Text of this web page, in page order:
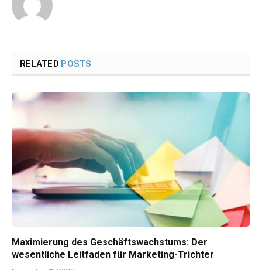
RELATED POSTS
Maximierung des Geschäftswachstums: Der
wesentliche Leitfaden für Marketing-Trichter